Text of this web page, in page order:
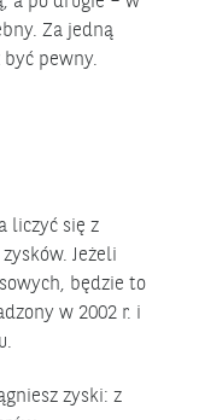
Za jedną
być pewny.
liczyć się z
Jeżeli
będzie to
w 2002 r. i
zyski: z